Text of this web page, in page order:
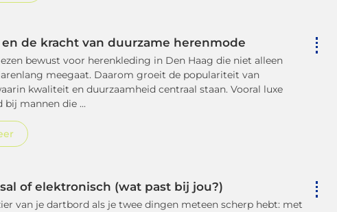
de kracht van duurzame herenmode
bewust voor herenkleding in Den Haag die niet alleen
meegaat. Daarom groeit de populariteit van
kwaliteit en duurzaamheid centraal staan. Vooral luxe
mannen die ...
of elektronisch (wat past bij jou?)
van je dartbord als je twee dingen meteen scherp hebt: met